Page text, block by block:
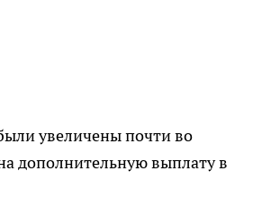
увеличены почти во
дополнительную выплату в